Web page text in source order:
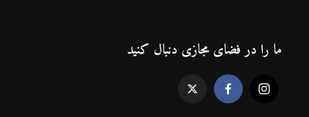
ما را در فضای مجازی دنبال کنید